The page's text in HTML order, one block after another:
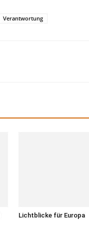
Verantwortung
Lichtblicke für Europa